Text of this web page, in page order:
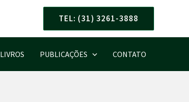
TEL: (31) 3261-3888
LIVROS PUBLICAÇÕES CONTATO